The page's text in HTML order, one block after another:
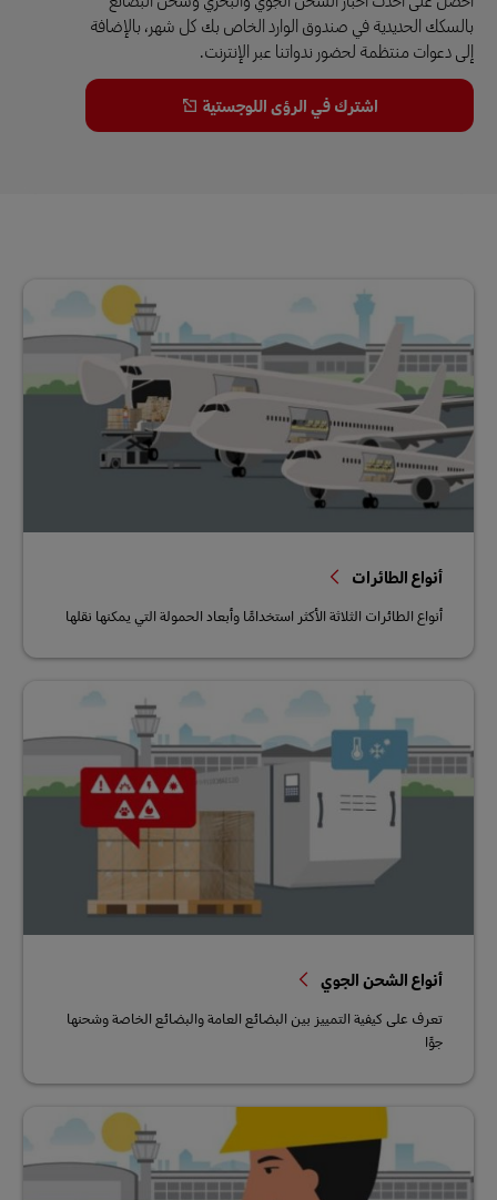
بالسكك الحديدية في صندوق الوارد الخاص بك كل شهر، بالإضافة
إلى دعوات منتظمة لحضور ندواتنا عبر الإنترنت.
اشترك في الرؤى اللوجستية
أنواع الطائرات
أنواع الطائرات الثلاثة الأكثر استخدامًا وأبعاد الحمولة التي يمكنها نقلها
أنواع الشحن الجوي
تعرف على كيفية التمييز بين البضائع العامة والبضائع الخاصة وشحنها
جوًا